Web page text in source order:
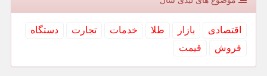
اقتصادی بازار طلا خدمات تجارت
دستگاه
فروش
قیمت